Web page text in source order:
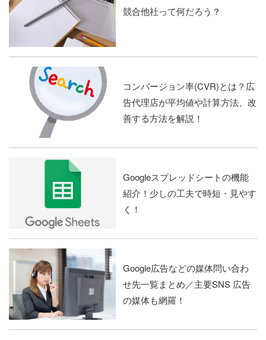
競合他社って何だろう？
コンバージョン率(CVR)とは？広
告代理店が平均値や計算方法、改
善する方法を解説！
Googleスプレッドシートの機能
紹介！少しの工夫で時短・見やす
く！
Google広告などの媒体問い合わ
せ先一覧まとめ／主要SNS 広告
の媒体も網羅！